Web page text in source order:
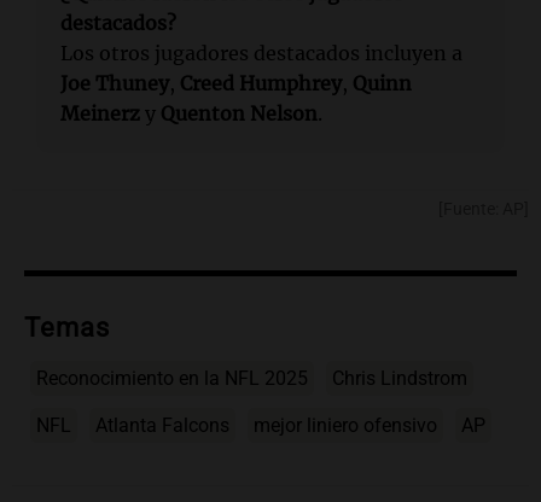
destacados?
Los otros jugadores destacados incluyen a
Joe Thuney, Creed Humphrey, Quinn
Meinerz y Quenton Nelson.
Temas
Reconocimiento en la NFL 2025 Chris Lindstrom
NFL Atlanta Falcons mejor liniero ofensivo AP